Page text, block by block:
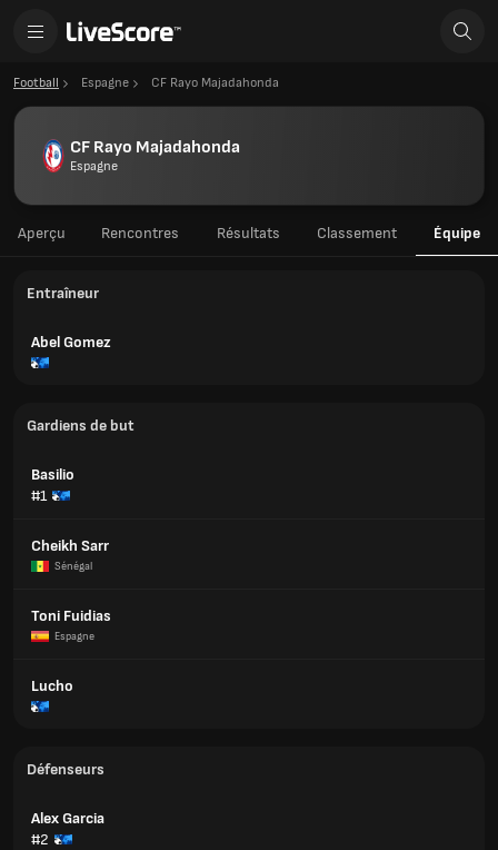
Football Espagne CF Rayo Majadahonda
CF Rayo Majadahonda
Espagne
Aperçu Rencontres Résultats Classement Équipe
Entraîneur
Abel Gomez
Gardiens de but
Basilio
#1
Cheikh Sarr
Sénégal
Toni Fuidias
Espagne
Lucho
Défenseurs
Alex Garcia
#2